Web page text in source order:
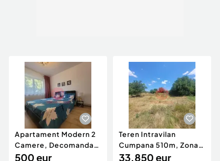
Apartament Modern 2
Camere, Decomandat,
chiar langa City Par
500 eur
Teren Intravilan
Cumpana 510m, Zona
Aflata in Dezvoltare
33.850 eur